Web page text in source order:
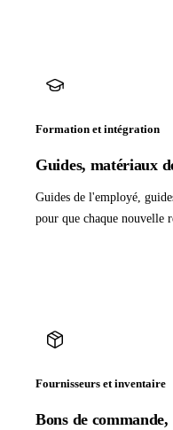
Formation et intégration
Guides, matériaux
Guides de l'employé,
pour que chaque nouvelle
Fournisseurs et inventaire
Bons de